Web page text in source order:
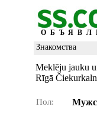
Знакомства
Meklēju jauku
Rīgā
Пол: